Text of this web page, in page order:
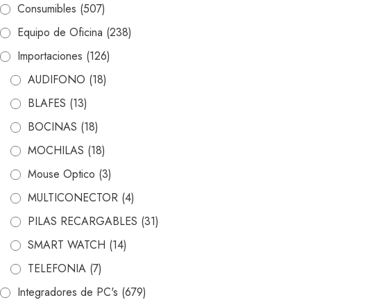
Consumibles (507)
Equipo de Oficina (238)
Importaciones (126)
AUDIFONO (18)
BLAFES (13)
BOCINAS (18)
MOCHILAS (18)
Mouse Optico (3)
MULTICONECTOR (4)
PILAS RECARGABLES (31)
SMART WATCH (14)
TELEFONIA (7)
Integradores de PC's (679)